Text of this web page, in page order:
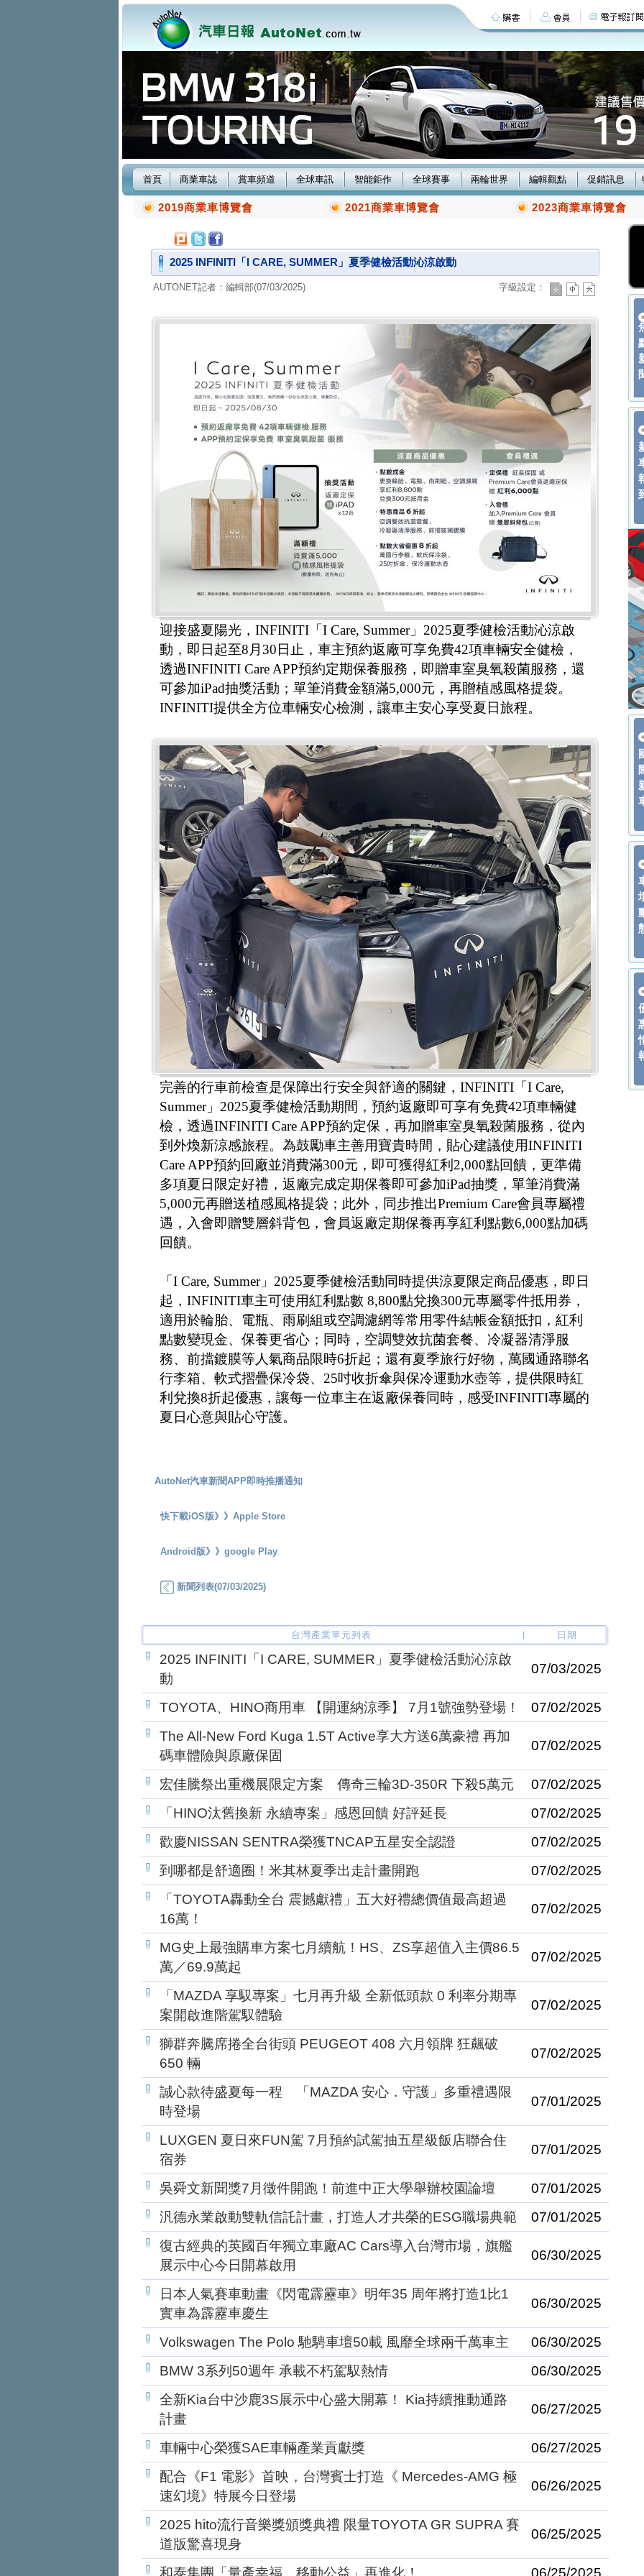
首頁 商業車誌 賞車頻道 全球車訊 智能鉅作 全球賽事 兩輪世界 編輯觀點 促銷訊息
2019商業車博覽會 2021商業車博覽會 2023商業車博覽會
2025 INFINITI「I CARE, SUMMER」夏季健檢活動沁涼啟動
AUTONET記者：編輯部(07/03/2025) 字級設定：
迎接盛夏陽光，INFINITI「I Care, Summer」2025夏季健檢活動沁涼啟
動，即日起至8月30日止，車主預約返廠可享免費42項車輛安全健檢，
透過INFINITI Care APP預約定期保養服務，即贈車室臭氧殺菌服務，還
可參加iPad抽獎活動；單筆消費金額滿5,000元，再贈植感風格提袋。
INFINITI提供全方位車輛安心檢測，讓車主安心享受夏日旅程。
完善的行車前檢查是保障出行安全與舒適的關鍵，INFINITI「I Care,
Summer」2025夏季健檢活動期間，預約返廠即可享有免費42項車輛健
檢，透過INFINITI Care APP預約定保，再加贈車室臭氧殺菌服務，從內
到外煥新涼感旅程。為鼓勵車主善用寶貴時間，貼心建議使用INFINITI
Care APP預約回廠並消費滿300元，即可獲得紅利2,000點回饋，更準備
多項夏日限定好禮，返廠完成定期保養即可參加iPad抽獎，單筆消費滿
5,000元再贈送植感風格提袋；此外，同步推出Premium Care會員專屬禮
遇，入會即贈雙層斜背包，會員返廠定期保養再享紅利點數6,000點加碼
回饋。
「I Care, Summer」2025夏季健檢活動同時提供涼夏限定商品優惠，即日
起，INFINITI車主可使用紅利點數 8,800點兌換300元專屬零件抵用券，
適用於輪胎、電瓶、雨刷組或空調濾網等常用零件結帳金額抵扣，紅利
點數變現金、保養更省心；同時，空調雙效抗菌套餐、冷凝器清淨服
務、前擋鍍膜等人氣商品限時6折起；還有夏季旅行好物，萬國通路聯名
行李箱、軟式摺疊保冷袋、25吋收折傘與保冷運動水壺等，提供限時紅
利兌換8折起優惠，讓每一位車主在返廠保養同時，感受INFINITI專屬的
夏日心意與貼心守護。
AutoNet汽車新聞APP即時推播通知
快下載iOS版》》 Apple Store
Android版》》 google Play
新聞列表(07/03/2025)
台灣產業單元列表 日期
2025 INFINITI「I CARE, SUMMER」夏季健檢活動沁涼啟
動
07/03/2025
TOYOTA、HINO商用車 【開運納涼季】 7月1號強勢登場！
07/02/2025
The All-New Ford Kuga 1.5T Active享大方送6萬豪禮 再加
碼車體險與原廠保固
07/02/2025
宏佳騰祭出重機展限定方案 傳奇三輪3D-350R 下殺5萬元
07/02/2025
「HINO汰舊換新 永續專案」感恩回饋 好評延長
07/02/2025
歡慶NISSAN SENTRA榮獲TNCAP五星安全認證
07/02/2025
到哪都是舒適圈！米其林夏季出走計畫開跑
07/02/2025
「TOYOTA轟動全台 震撼獻禮」五大好禮總價值最高超過
16萬！
07/02/2025
MG史上最強購車方案七月續航！HS、ZS享超值入主價86.5
萬／69.9萬起
07/02/2025
「MAZDA 享馭專案」七月再升級 全新低頭款 0 利率分期專
案開啟進階駕馭體驗
07/02/2025
獅群奔騰席捲全台街頭 PEUGEOT 408 六月領牌 狂飆破
650 輛
07/02/2025
誠心款待盛夏每一程 「MAZDA 安心．守護」多重禮遇限
時登場
07/01/2025
LUXGEN 夏日來FUN駕 7月預約試駕抽五星級飯店聯合住
宿券
07/01/2025
吳舜文新聞獎7月徵件開跑！前進中正大學舉辦校園論壇
07/01/2025
汎德永業啟動雙軌信託計畫，打造人才共榮的ESG職場典範
07/01/2025
復古經典的英國百年獨立車廠AC Cars導入台灣市場，旗艦
展示中心今日開幕啟用
06/30/2025
日本人氣賽車動畫《閃電霹靂車》明年35 周年將打造1比1
實車為霹靂車慶生
06/30/2025
Volkswagen The Polo 馳騁車壇50載 風靡全球兩千萬車主
06/30/2025
BMW 3系列50週年 承載不朽駕馭熱情
06/30/2025
全新Kia台中沙鹿3S展示中心盛大開幕！ Kia持續推動通路
計畫
06/27/2025
車輛中心榮獲SAE車輛產業貢獻獎
06/27/2025
配合《F1 電影》首映，台灣賓士打造《 Mercedes-AMG 極
速幻境》特展今日登場
06/26/2025
2025 hito流行音樂獎頒獎典禮 限量TOYOTA GR SUPRA 賽
道版驚喜現身
06/25/2025
和泰集團「量產幸福 移動公益」再進化！ 06/25/2025